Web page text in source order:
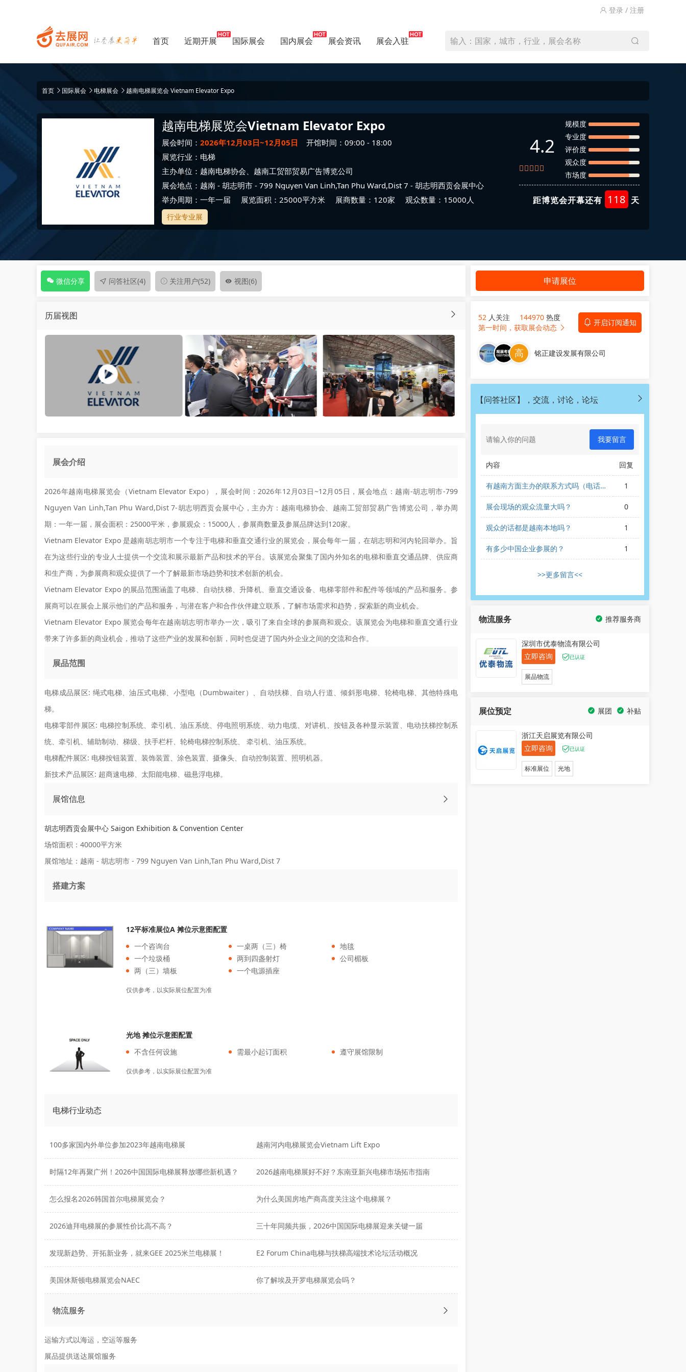
登录 / 注册
首页 近期开展 国际展会 国内展会 展会资讯 展会入驻 输入：国家，城市，行业，展会名称
首页 国际展会 电梯展会 越南电梯展览会 Vietnam Elevator Expo
越南电梯展览会Vietnam Elevator Expo
展会时间： 2026年12月03日~12月05日
开馆时间：09:00 - 18:00
展览行业： 电梯
主办单位： 越南电梯协会、越南工贸部贸易广告博览公司
展会地点： 越南 - 胡志明市 - 799 Nguyen Van Linh,Tan Phu Ward,Dist 7 - 胡志明西贡会展中心
举办周期：一年一届
展览面积：25000平方米 展商数量：120家 观众数量：15000人
行业专业展
4.2
规模度
专业度
评价度
观众度
市场度
距博览会开幕还有 118 天
微信分享 问答社区(4) 关注用户(52) 视图(6)
历届视图
展会介绍
2026年越南电梯展览会（Vietnam Elevator Expo），展会时间：2026年12月03日~12月05日，展会地点：越南-胡志明市-799
Nguyen Van Linh,Tan Phu Ward,Dist 7-胡志明西贡会展中心，主办方：越南电梯协会、越南工贸部贸易广告博览公司，举办周
期：一年一届，展会面积：25000平米，参展观众：15000人，参展商数量及参展品牌达到120家。
Vietnam Elevator Expo 是越南胡志明市一个专注于电梯和垂直交通行业的展览会，展会每年一届，在胡志明和河内轮回举办。旨
在为这些行业的专业人士提供一个交流和展示最新产品和技术的平台。该展览会聚集了国内外知名的电梯和垂直交通品牌、供应商
和生产商，为参展商和观众提供了一个了解最新市场趋势和技术创新的机会。
Vietnam Elevator Expo 的展品范围涵盖了电梯、自动扶梯、升降机、垂直交通设备、电梯零部件和配件等领域的产品和服务。参
展商可以在展会上展示他们的产品和服务，与潜在客户和合作伙伴建立联系，了解市场需求和趋势，探索新的商业机会。
Vietnam Elevator Expo 展览会每年在越南胡志明市举办一次，吸引了来自全球的参展商和观众。该展览会为电梯和垂直交通行业
带来了许多新的商业机会，推动了这些产业的发展和创新，同时也促进了国内外企业之间的交流和合作。
展品范围
电梯成品展区: 绳式电梯、油压式电梯、小型电（Dumbwaiter）、自动扶梯、自动人行道、倾斜形电梯、轮椅电梯、其他特殊电
梯。
电梯零部件展区: 电梯控制系统、牵引机、油压系统、停电照明系统、动力电缆、对讲机、按钮及各种显示装置、电动扶梯控制系
统、牵引机、辅助制动、梯级、扶手栏杆、轮椅电梯控制系统、 牵引机、油压系统。
电梯配件展区: 电梯按钮装置、装饰装置、涂色装置、摄像头、自动控制装置、照明机器。
新技术产品展区: 超商速电梯、太阳能电梯、磁悬浮电梯。
展馆信息
胡志明西贡会展中心 Saigon Exhibition & Convention Center
场馆面积：40000平方米
展馆地址：越南 - 胡志明市 - 799 Nguyen Van Linh,Tan Phu Ward,Dist 7
搭建方案
12平标准展位A 摊位示意图配置
一个咨询台
一桌两（三）椅
地毯
一个垃圾桶
两到四盏射灯
公司楣板
两（三）墙板
一个电源插座
仅供参考，以实际展位配置为准
光地 摊位示意图配置
不含任何设施
需最小起订面积 遵守展馆限制
仅供参考，以实际展位配置为准
电梯行业动态
100多家国内外单位参加2023年越南电梯展 越南河内电梯展览会Vietnam Lift Expo
时隔12年再聚广州！2026中国国际电梯展释放哪些新机遇？ 2026越南电梯展好不好？东南亚新兴电梯市场拓市指南
怎么报名2026韩国首尔电梯展览会？ 为什么美国房地产商高度关注这个电梯展？
2026迪拜电梯展的参展性价比高不高？ 三十年同频共振，2026中国国际电梯展迎来关键一届
发现新趋势、开拓新业务，就来GEE 2025米兰电梯展！ E2 Forum China电梯与扶梯高端技术论坛活动概况
美国休斯顿电梯展览会NAEC 你了解埃及开罗电梯展览会吗？
物流服务
运输方式以海运，空运等服务
展品提供送达展馆服务
申请展位
52 人关注 144970 热度
开启订阅通知
第一时间，获取展会动态
铭正建设发展有限公司
【问答社区】，交流，讨论，论坛
我要留言
内容 回复
有越南方面主办的联系方式吗（电话或
者邮箱之类）
1
展会现场的观众流量大吗？ 0
观众的话都是越南本地吗？ 1
有多少中国企业参展的？ 1
>>更多留言<<
物流服务 推荐服务商
深圳市优泰物流有限公司
立即咨询
已认证
展品物流
展位预定 补贴
展团
浙江天启展览有限公司
立即咨询
已认证
标准展位 光地